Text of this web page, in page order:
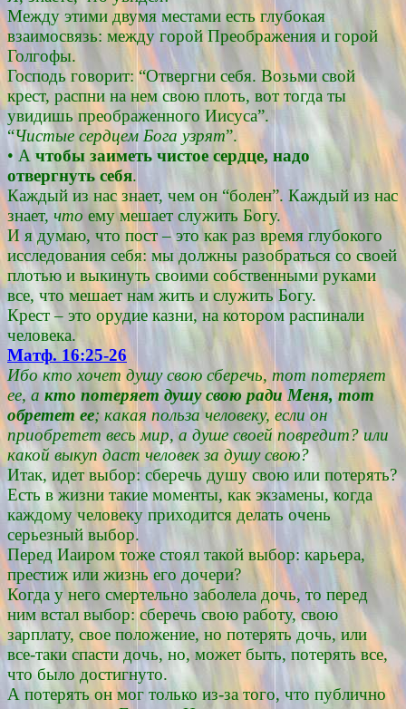
Между этими двумя местами есть глубокая
взаимосвязь: между горой Преображения и горой
Голгофы.
Господь говорит: “Отвергни себя. Возьми свой
крест, распни на нем свою плоть, вот тогда ты
увидишь преображенного Иисуса”.
“Чистые сердцем Бога узрят”.
• А чтобы заиметь чистое сердце, надо
отвергнуть себя.
Каждый из нас знает, чем он “болен”. Каждый из нас
знает, что ему мешает служить Богу.
И я думаю, что пост – это как раз время глубокого
исследования себя: мы должны разобраться со своей
плотью и выкинуть своими собственными руками
все, что мешает нам жить и служить Богу.
Крест – это орудие казни, на котором распинали
человека.
Матф. 16:25-26
Ибо кто хочет душу свою сберечь, тот потеряет
ее, а кто потеряет душу свою ради Меня, тот
обретет ее; какая польза человеку, если он
приобретет весь мир, а душе своей повредит? или
какой выкуп даст человек за душу свою?
Итак, идет выбор: сберечь душу свою или потерять?
Есть в жизни такие моменты, как экзамены, когда
каждому человеку приходится делать очень
серьезный выбор.
Перед Иаиром тоже стоял такой выбор: карьера,
престиж или жизнь его дочери?
Когда у него смертельно заболела дочь, то перед
ним встал выбор: сберечь свою работу, свою
зарплату, свое положение, но потерять дочь, или
все-таки спасти дочь, но, может быть, потерять все,
что было достигнуто.
А потерять он мог только из-за того, что публично